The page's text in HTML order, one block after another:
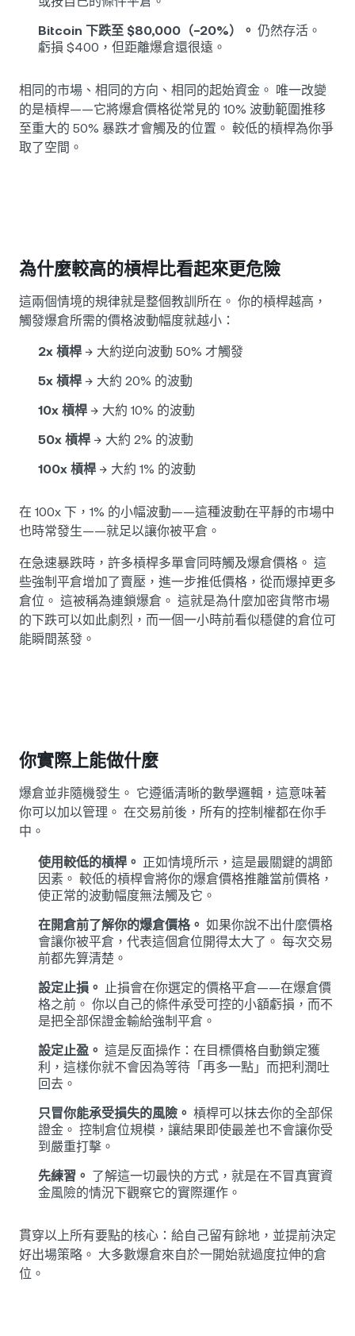
Bitcoin 下跌至 $80,000（−20%）。 仍然存活。
虧損 $400，但距離爆倉還很遠。
相同的市場、相同的方向、相同的起始資金。 唯一改變
的是槓桿——它將爆倉價格從常見的 10% 波動範圍推移
至重大的 50% 暴跌才會觸及的位置。 較低的槓桿為你爭
取了空間。
為什麼較高的槓桿比看起來更危險
這兩個情境的規律就是整個教訓所在。 你的槓桿越高，
觸發爆倉所需的價格波動幅度就越小：
2x 槓桿 → 大約逆向波動 50% 才觸發
5x 槓桿 → 大約 20% 的波動
10x 槓桿 → 大約 10% 的波動
50x 槓桿 → 大約 2% 的波動
100x 槓桿 → 大約 1% 的波動
在 100x 下，1% 的小幅波動——這種波動在平靜的市場中
也時常發生——就足以讓你被平倉。
在急速暴跌時，許多槓桿多單會同時觸及爆倉價格。 這
些強制平倉增加了賣壓，進一步推低價格，從而爆掉更多
倉位。 這被稱為連鎖爆倉。 這就是為什麼加密貨幣市場
的下跌可以如此劇烈，而一個一小時前看似穩健的倉位可
能瞬間蒸發。
你實際上能做什麼
爆倉並非隨機發生。 它遵循清晰的數學邏輯，這意味著
你可以加以管理。 在交易前後，所有的控制權都在你手
中。
使用較低的槓桿。 正如情境所示，這是最關鍵的調節
因素。 較低的槓桿會將你的爆倉價格推離當前價格，
使正常的波動幅度無法觸及它。
在開倉前了解你的爆倉價格。 如果你說不出什麼價格
會讓你被平倉，代表這個倉位開得太大了。 每次交易
前都先算清楚。
設定止損。 止損會在你選定的價格平倉——在爆倉價
格之前。 你以自己的條件承受可控的小額虧損，而不
是把全部保證金輸給強制平倉。
設定止盈。 這是反面操作：在目標價格自動鎖定獲
利，這樣你就不會因為等待「再多一點」而把利潤吐
回去。
只冒你能承受損失的風險。 槓桿可以抹去你的全部保
證金。 控制倉位規模，讓結果即使最差也不會讓你受
到嚴重打擊。
先練習。 了解這一切最快的方式，就是在不冒真實資
金風險的情況下觀察它的實際運作。
貫穿以上所有要點的核心：給自己留有餘地，並提前決定
好出場策略。 大多數爆倉來自於一開始就過度拉伸的倉
位。